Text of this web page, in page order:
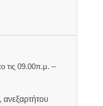
τις 09.00π.μ. –
, ανεξαρτήτου